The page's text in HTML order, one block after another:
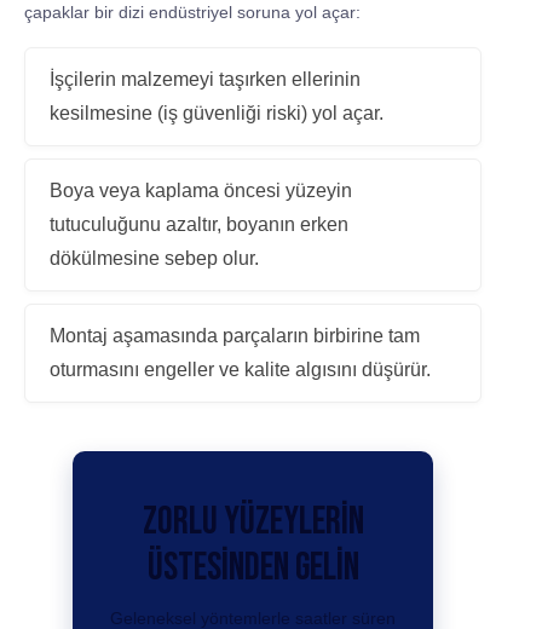
çapaklar bir dizi endüstriyel soruna yol açar:
İşçilerin malzemeyi taşırken ellerinin
kesilmesine (iş güvenliği riski) yol açar.
Boya veya kaplama öncesi yüzeyin
tutuculuğunu azaltır, boyanın erken
dökülmesine sebep olur.
Montaj aşamasında parçaların birbirine tam
oturmasını engeller ve kalite algısını düşürür.
Zorlu Yüzeylerin
Üstesinden Gelin
Geleneksel yöntemlerle saatler süren